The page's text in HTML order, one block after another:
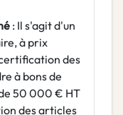
: Il s'agit d'un
à prix
des
à bons de
50 000 € HT
des articles